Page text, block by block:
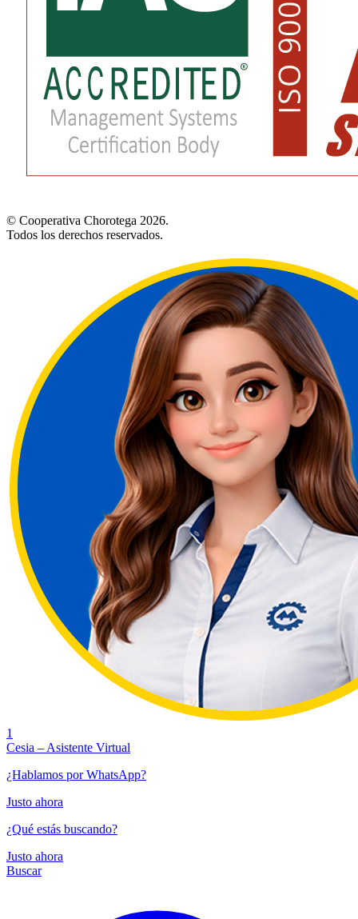
© Cooperativa Chorotega 2026.
Todos los derechos reservados.
1
Cesia – Asistente Virtual
¿Hablamos por WhatsApp?
Justo ahora
¿Qué estás buscando?
Justo ahora
Buscar